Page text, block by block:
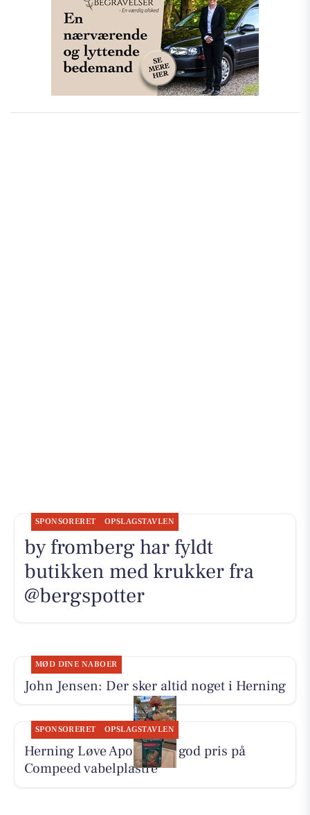
SPONSORERET OPSLAGSTAVLEN
by fromberg har fyldt
butikken med krukker fra
@bergspotter
MØD DINE NABOER
John Jensen: Der sker altid noget i Herning
SPONSORERET OPSLAGSTAVLEN
Herning Løve Apotek har god pris på
Compeed vabelplastre